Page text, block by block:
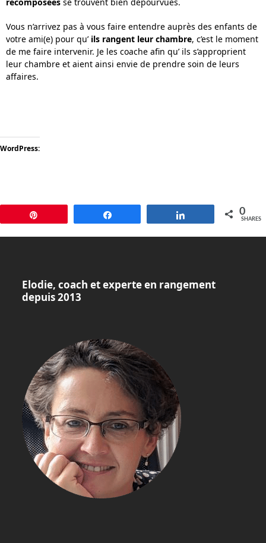
Vous n’arrivez pas à vous faire entendre auprès des enfants de
votre ami(e) pour qu’ ils rangent leur chambre, c’est le moment
de me faire intervenir. Je les coache afin qu’ ils s’approprient
leur chambre et aient ainsi envie de prendre soin de leurs
affaires.
WordPress:
0
SHARES
Elodie, coach et experte en rangement
depuis 2013